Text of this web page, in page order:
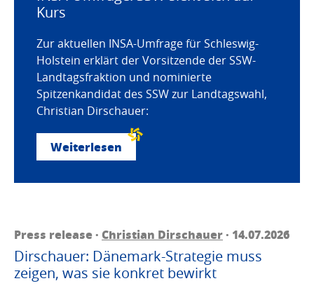
Kurs
Zur aktuellen INSA-Umfrage für Schleswig-
Holstein erklärt der Vorsitzende der SSW-
Landtagsfraktion und nominierte
Spitzenkandidat des SSW zur Landtagswahl,
Christian Dirschauer:
Weiterlesen
Press release · Christian Dirschauer· 14.07.2026
Dirschauer: Dänemark-Strategie muss
zeigen, was sie konkret bewirkt